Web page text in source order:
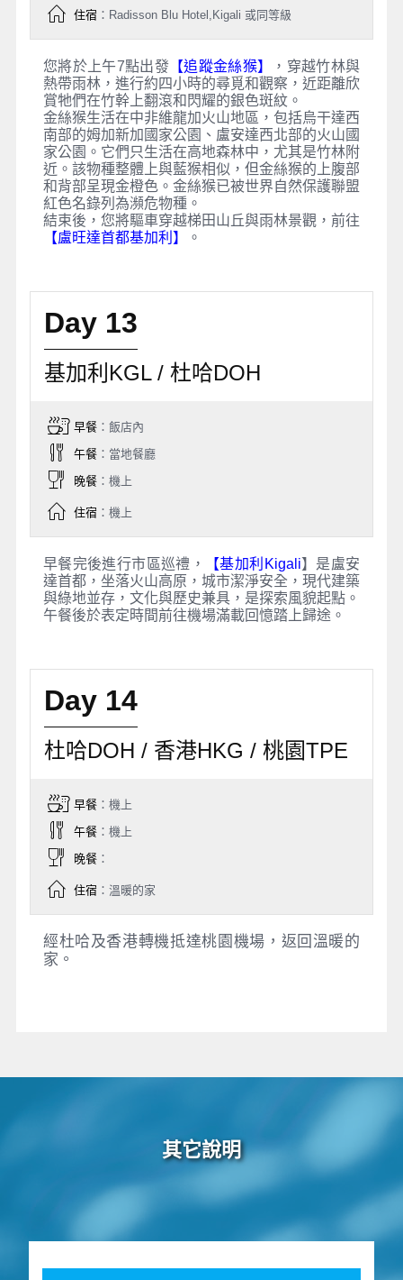
住宿：Radisson Blu Hotel,Kigali 或同等級
您將於上午7點出發 【追蹤金絲猴】
，穿越竹林與
熱帶雨林，進行約四小時的尋覓和觀察，近距離欣
賞牠們在竹幹上翻滾和閃耀的銀色斑紋。
金絲猴生活在中非維龍加火山地區，包括烏干達西
南部的姆加新加國家公園、盧安達西北部的火山國
家公園。它們只生活在高地森林中，尤其是竹林附
近。該物種整體上與藍猴相似，但金絲猴的上腹部
和背部呈現金橙色。金絲猴已被世界自然保護聯盟
紅色名錄列為瀕危物種。
結束後，您將驅車穿越梯田山丘與雨林景觀，前往
【盧旺達首都基加利】
。
Day 13
基加利KGL / 杜哈DOH
早餐：飯店內
午餐：當地餐廳
晚餐：機上
住宿：機上
早餐完後進行市區巡禮， 【基加利Kigali】是盧安
達首都，坐落火山高原，城市潔淨安全，現代建築
與綠地並存，文化與歷史兼具，是探索風貌起點。
午餐後於表定時間前往機場滿載回憶踏上歸途。
Day 14
杜哈DOH / 香港HKG / 桃園TPE
早餐：機上
午餐：機上
晚餐：
住宿：溫暖的家
經杜哈及香港轉機抵達桃園機場，返回溫暖的
家。
其它說明